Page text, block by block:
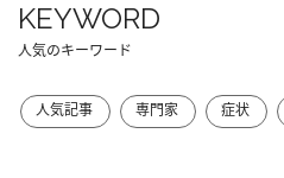
KEYWORD
人気のキーワード
人気記事 専門家 症状